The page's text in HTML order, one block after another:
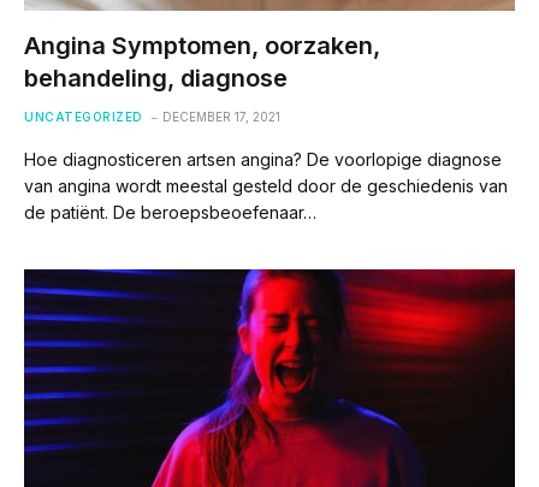
Angina Symptomen, oorzaken,
behandeling, diagnose
UNCATEGORIZED DECEMBER 17, 2021
Hoe diagnosticeren artsen angina? De voorlopige diagnose
van angina wordt meestal gesteld door de geschiedenis van
de patiënt. De beroepsbeoefenaar…